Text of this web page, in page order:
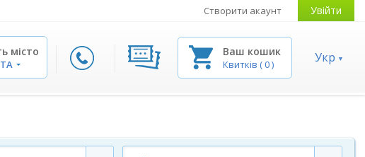
Створити акаунт Увійти
місто Ваш кошик
Квитків (0) Укр